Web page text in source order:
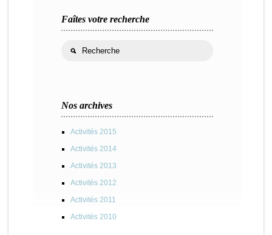
Faîtes votre recherche
Nos archives
Activités 2015
Activités 2014
Activités 2013
Activités 2012
Activités 2011
Activités 2010